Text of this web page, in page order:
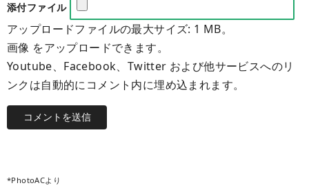
添付ファイル
アップロードファイルの最大サイズ: 1 MB。
画像 をアップロードできます。
Youtube、Facebook、Twitter および他サービスへのリ
ンクは自動的にコメント内に埋め込まれます。
*PhotoACより